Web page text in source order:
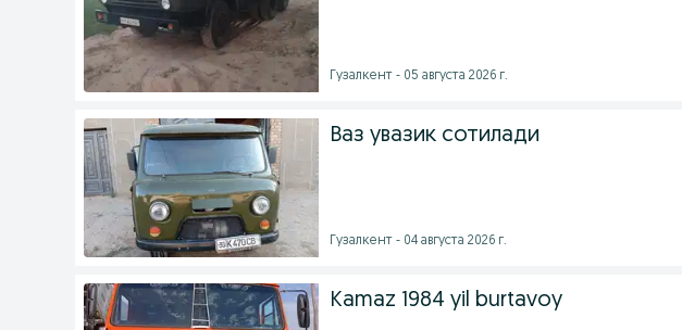
Гузалкент - 05 августа 2026 г.
Ваз увазик сотилади
Гузалкент - 04 августа 2026 г.
Kamaz 1984 yil burtavoy